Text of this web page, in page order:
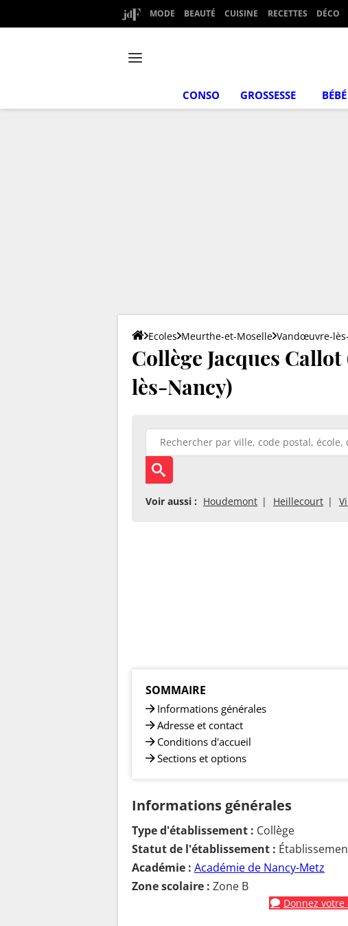
MODE BEAUTÉ CUISINE RECETTES DÉCO
CONSO GROSSESSE BÉBÉ
Ecoles Meurthe-et-Moselle Vandœuvre-
Collège Jacques
lès-Nancy)
Voir aussi : Houdemont Heillecourt
SOMMAIRE
Informations générales
Adresse et contact
Conditions d'accueil
Sections et options
Informations générales
Type d'établissement : Collège
Statut de l'établissement :
Académie : Académie de Nancy-Metz
Zone scolaire : Zone B
Donnez votre